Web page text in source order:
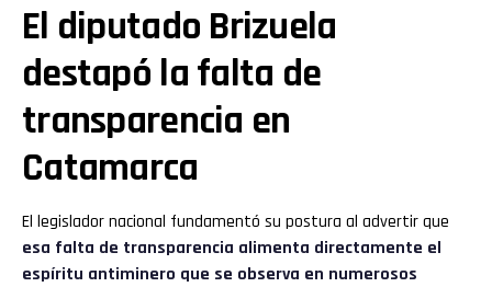
El diputado Brizuela
destapó la falta de
transparencia en
Catamarca
El legislador nacional fundamentó su postura al advertir que
esa falta de transparencia alimenta directamente el
espíritu antiminero que se observa en numerosos